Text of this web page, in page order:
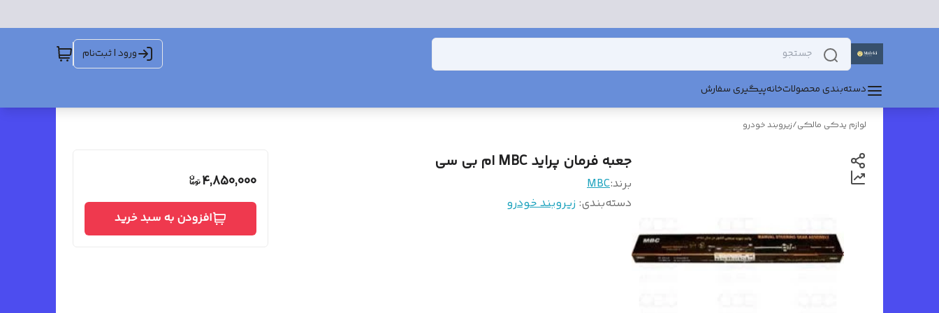
ورود | ثبت‌نام
دسته‌بندی محصولاتخانهپیگیری سفارش
لوازم یدکی مالکی/زیروبند خودرو
جعبه فرمان پراید MBC ام بی سی
برند:MBC
دسته‌بندی: زیروبند خودرو
4,850,000
افزودن به سبد خرید